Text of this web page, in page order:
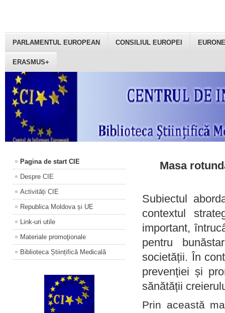
PARLAMENTUL EUROPEAN CONSILIUL EUROPEI
ERASMUS+
Pagina de start CIE
Despre CIE
Activități CIE
Republica Moldova și UE
Link-uri utile
Materiale promoţionale
Biblioteca Științifică Medicală
Masa
Subiectul
contextul
important,
pentru
societății. În
prevenției și
sănătății
Prin această